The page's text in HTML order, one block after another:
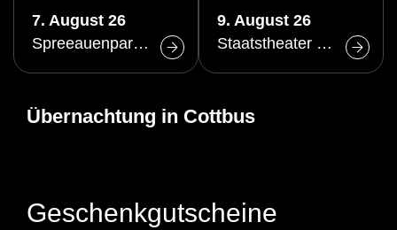
7. August 26
Spreeauenpark Cottbus
Große Haus des
Staatstheaters
9. August 26
Staatstheater Cottbus
Übernachtung in Cottbus
Geschenkgutscheine